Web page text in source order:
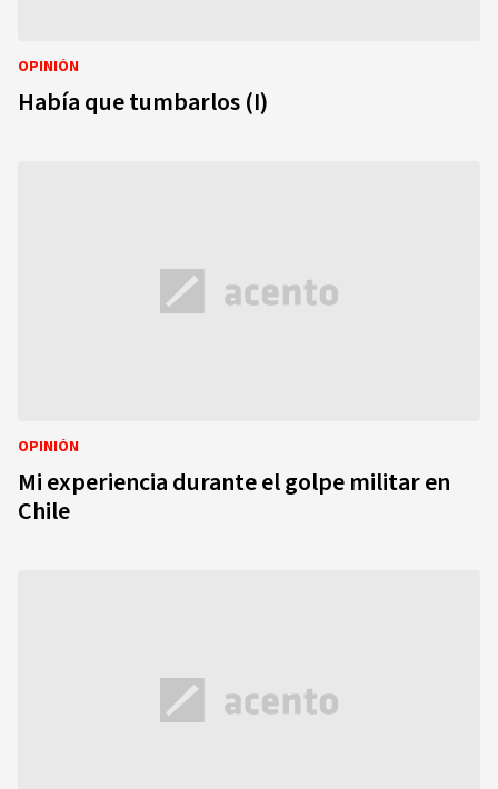
OPINIÓN
Había que tumbarlos (I)
OPINIÓN
Mi experiencia durante el golpe militar en
Chile